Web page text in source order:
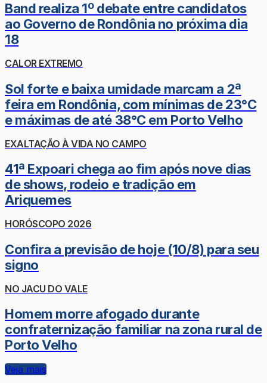
Band realiza 1º debate entre candidatos
ao Governo de Rondônia no próxima dia
18
CALOR EXTREMO
Sol forte e baixa umidade marcam a 2ª
feira em Rondônia, com mínimas de 23°C
e máximas de até 38°C em Porto Velho
EXALTAÇÃO À VIDA NO CAMPO
41ª Expoari chega ao fim após nove dias
de shows, rodeio e tradição em
Ariquemes
HORÓSCOPO 2026
Confira a previsão de hoje (10/8) para seu
signo
NO JACU DO VALE
Homem morre afogado durante
confraternização familiar na zona rural de
Porto Velho
Veja mais